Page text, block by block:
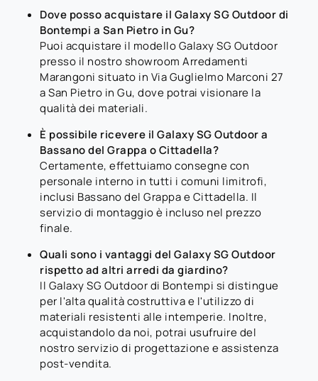
Dove posso acquistare il Galaxy SG Outdoor di
Bontempi a San Pietro in Gu?
Puoi acquistare il modello Galaxy SG Outdoor
presso il nostro showroom Arredamenti
Marangoni situato in Via Guglielmo Marconi 27
a San Pietro in Gu, dove potrai visionare la
qualità dei materiali.
È possibile ricevere il Galaxy SG Outdoor a
Bassano del Grappa o Cittadella?
Certamente, effettuiamo consegne con
personale interno in tutti i comuni limitrofi,
inclusi Bassano del Grappa e Cittadella. Il
servizio di montaggio è incluso nel prezzo
finale.
Quali sono i vantaggi del Galaxy SG Outdoor
rispetto ad altri arredi da giardino?
Il Galaxy SG Outdoor di Bontempi si distingue
per l'alta qualità costruttiva e l'utilizzo di
materiali resistenti alle intemperie. Inoltre,
acquistandolo da noi, potrai usufruire del
nostro servizio di progettazione e assistenza
post-vendita.